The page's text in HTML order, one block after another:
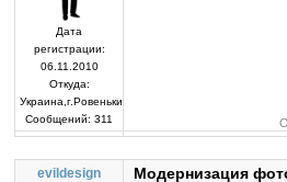
Дата
регистрации:
06.11.2010
Откуда:
Украина,г.Ровеньки
Сообщений: 311
evildesign Модернизация